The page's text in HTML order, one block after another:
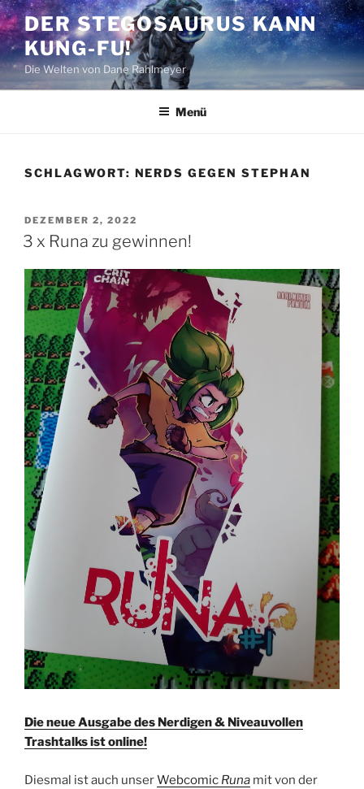
Zum
Inhalt
springen
DER STEGOSAURUS KANN
KUNG-FU!
Die Welten von Dane Rahlmeyer
Menü
SCHLAGWORT: NERDS GEGEN STEPHAN
VERÖFFENTLICHT
AM
DEZEMBER 2, 2022
3 x Runa zu gewinnen!
Die neue Ausgabe des Nerdigen & Niveauvollen
Trashtalks ist online!
Diesmal ist auch unserWebcomic Runa mit von der